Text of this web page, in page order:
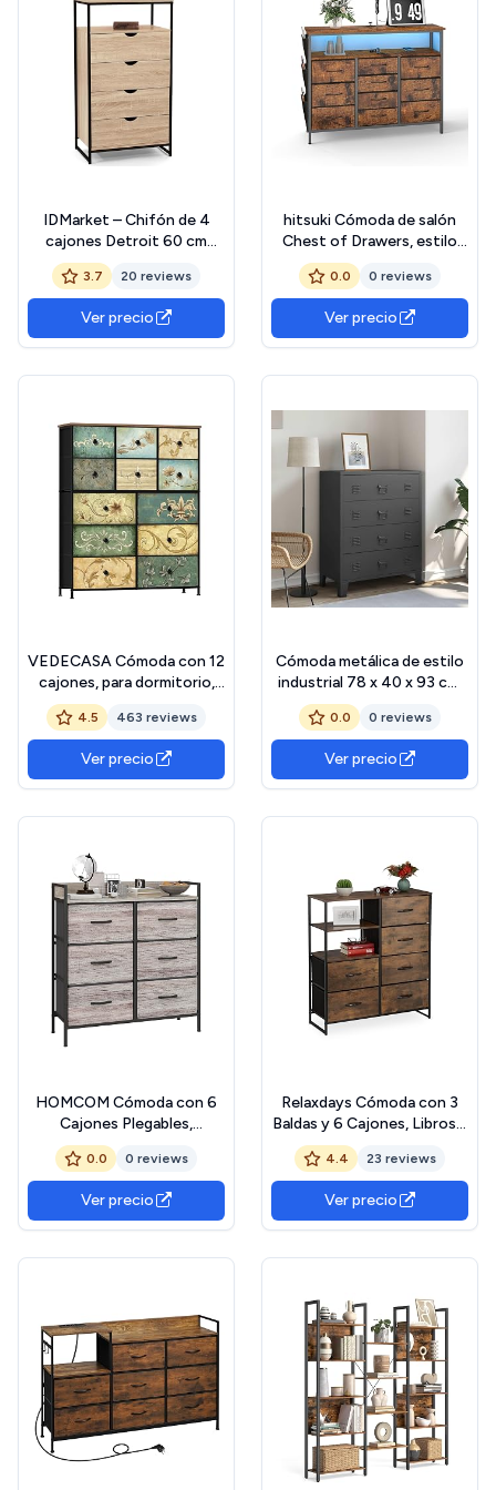
IDMarket – Chifón de 4
cajones Detroit 60 cm
Cómoda diseño industrial
con estante
3.7 20 reviews
Ver precio
hitsuki Cómoda de salón
Chest of Drawers, estilo
industrial vintage, aparador
con iluminación y 10
cajones, multifuncional
como armario de pasillo,
armario de salón, metal y
0.0 0 reviews
Ver precio
VEDECASA Cómoda con 12
cajones, para dormitorio,
cajonera industrial con
estructura metálica,
superficie de madera y
cajones de tela, para salón,
habitación infantil, pasillo,
4.5 463 reviews
Ver precio
Cómoda metálica de estilo
industrial 78 x 40 x 93 cm,
color negro
0.0 0 reviews
Ver precio
HOMCOM Cómoda con 6
Cajones Plegables,
Cajonera de Tela con
Estructura de Acero, Estilo
Industrial, Cómoda para
Dormitorio, Pasillo, Gris
0.0 0 reviews
Ver precio
Relaxdays Cómoda con 3
Baldas y 6 Cajones, Libros y
Decoración, Cajonera
Estilo Industrial, 92x84x32
cm, Marrón y Negro
4.4 23 reviews
Ver precio